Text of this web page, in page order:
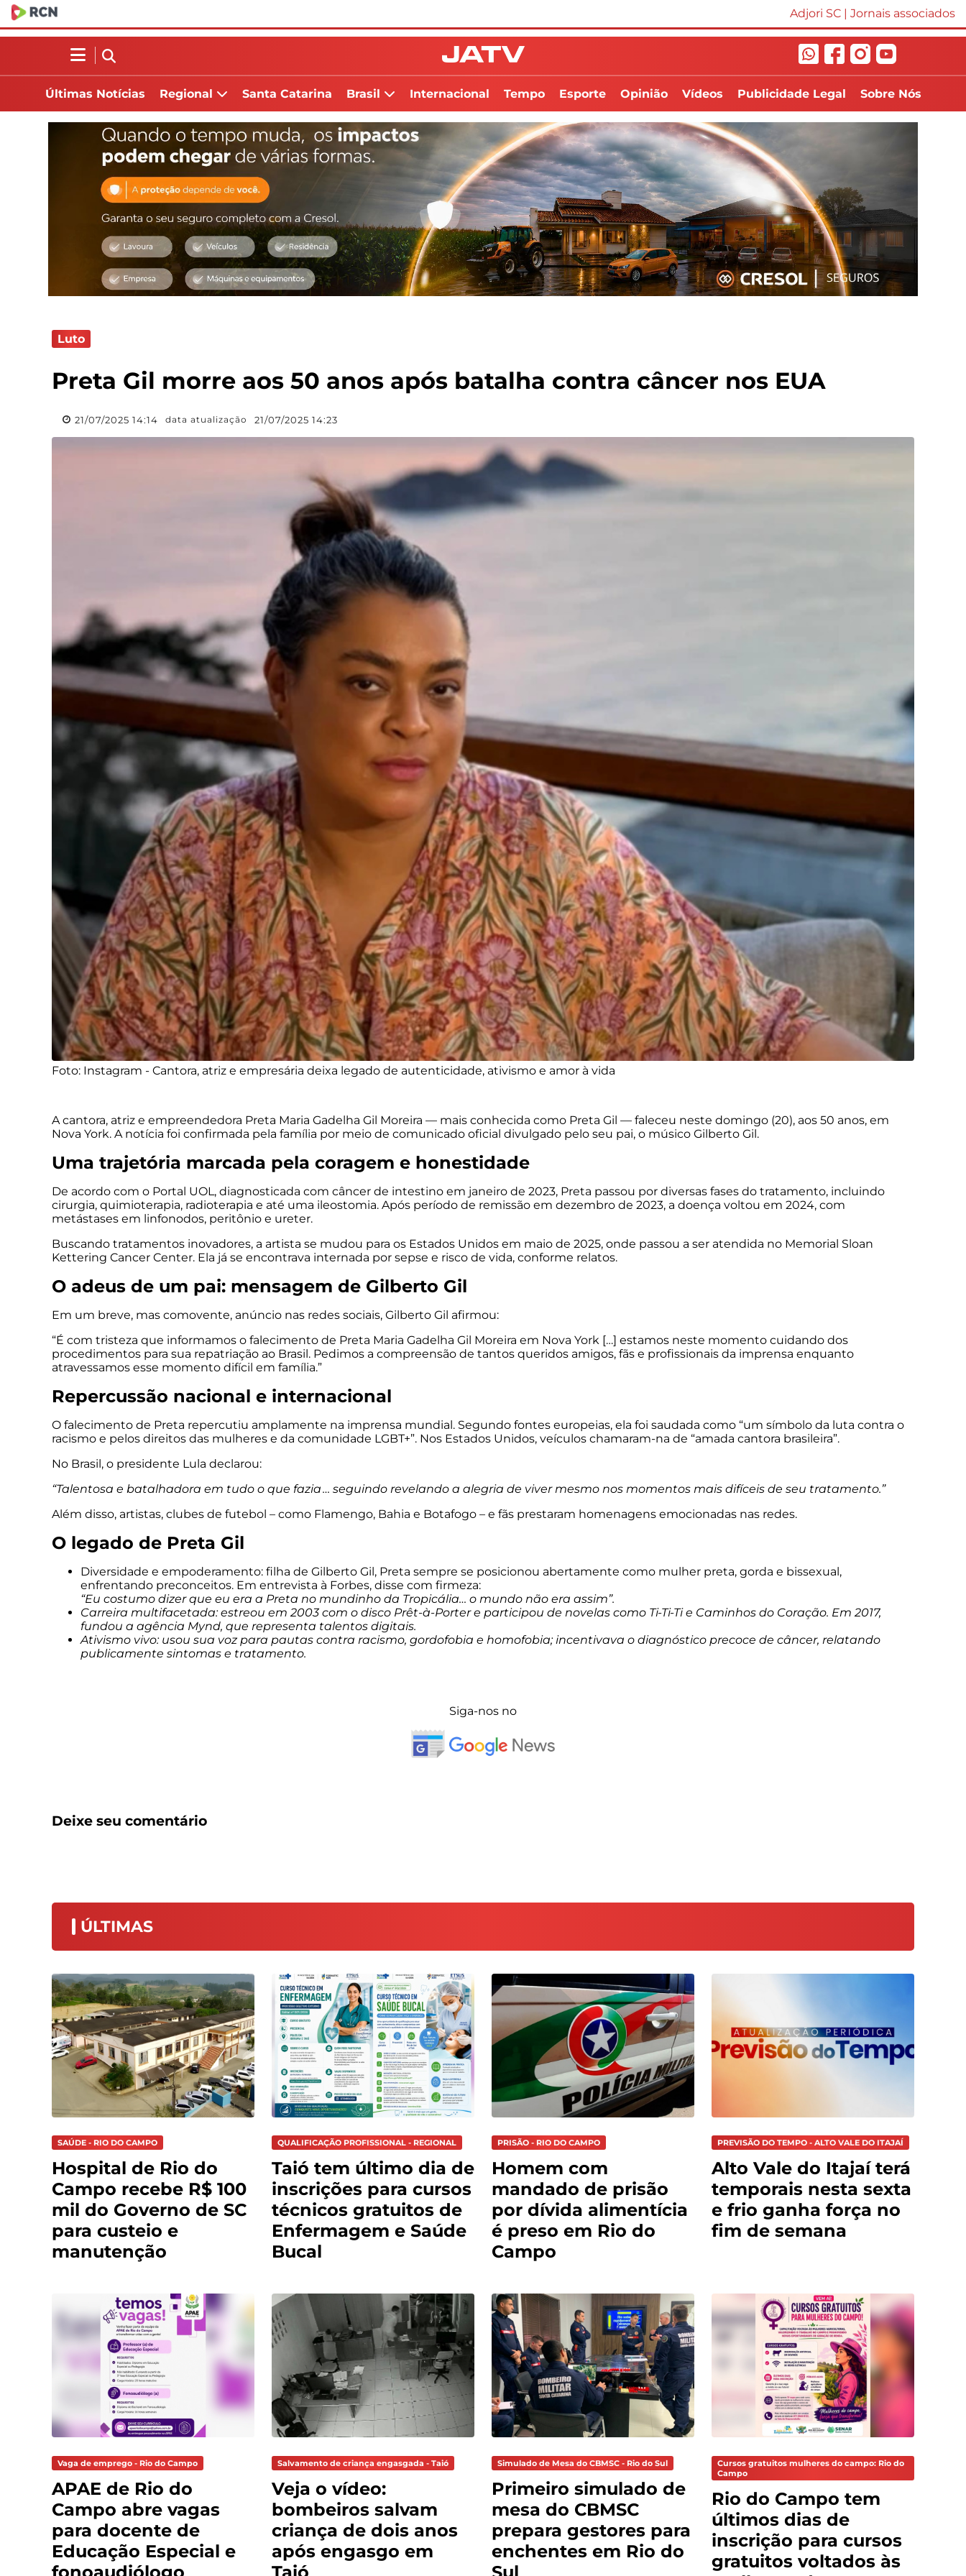
Adjori SC | Jornais associados
Últimas Notícias Regional Santa Catarina Brasil Internacional Tempo Esporte Opinião Vídeos Publicidade Legal Sobre Nós
Luto
Preta Gil morre aos 50 anos após batalha contra câncer nos EUA
21/07/2025 14:14 data atualização 21/07/2025 14:23
Foto: Instagram - Cantora, atriz e empresária deixa legado de autenticidade, ativismo e amor à vida
A cantora, atriz e empreendedora Preta Maria Gadelha Gil Moreira — mais conhecida como Preta Gil — faleceu neste domingo (20), aos 50 anos, em
Nova York. A notícia foi confirmada pela família por meio de comunicado oficial divulgado pelo seu pai, o músico Gilberto Gil.
Uma trajetória marcada pela coragem e honestidade
De acordo com o Portal UOL, diagnosticada com câncer de intestino em janeiro de 2023, Preta passou por diversas fases do tratamento, incluindo
cirurgia, quimioterapia, radioterapia e até uma ileostomia. Após período de remissão em dezembro de 2023, a doença voltou em 2024, com
metástases em linfonodos, peritônio e ureter.
Buscando tratamentos inovadores, a artista se mudou para os Estados Unidos em maio de 2025, onde passou a ser atendida no Memorial Sloan
Kettering Cancer Center. Ela já se encontrava internada por sepse e risco de vida, conforme relatos.
O adeus de um pai: mensagem de Gilberto Gil
Em um breve, mas comovente, anúncio nas redes sociais, Gilberto Gil afirmou:
“É com tristeza que informamos o falecimento de Preta Maria Gadelha Gil Moreira em Nova York […] estamos neste momento cuidando dos
procedimentos para sua repatriação ao Brasil. Pedimos a compreensão de tantos queridos amigos, fãs e profissionais da imprensa enquanto
atravessamos esse momento difícil em família.”
Repercussão nacional e internacional
O falecimento de Preta repercutiu amplamente na imprensa mundial. Segundo fontes europeias, ela foi saudada como “um símbolo da luta contra o
racismo e pelos direitos das mulheres e da comunidade LGBT+”. Nos Estados Unidos, veículos chamaram-na de “amada cantora brasileira”.
No Brasil, o presidente Lula declarou:
“Talentosa e batalhadora em tudo o que fazia … seguindo revelando a alegria de viver mesmo nos momentos mais difíceis de seu tratamento.”
Além disso, artistas, clubes de futebol – como Flamengo, Bahia e Botafogo – e fãs prestaram homenagens emocionadas nas redes.
O legado de Preta Gil
Diversidade e empoderamento: filha de Gilberto Gil, Preta sempre se posicionou abertamente como mulher preta, gorda e bissexual,
enfrentando preconceitos. Em entrevista à Forbes, disse com firmeza:
“Eu costumo dizer que eu era a Preta no mundinho da Tropicália… o mundo não era assim”.
Carreira multifacetada: estreou em 2003 com o disco Prêt-à-Porter e participou de novelas como Ti‑Ti‑Ti e Caminhos do Coração. Em 2017,
fundou a agência Mynd, que representa talentos digitais.
Ativismo vivo: usou sua voz para pautas contra racismo, gordofobia e homofobia; incentivava o diagnóstico precoce de câncer, relatando
publicamente sintomas e tratamento.
Siga-nos no
Deixe seu comentário
ÚLTIMAS
SAÚDE - RIO DO CAMPO
Hospital de Rio do
Campo recebe R$ 100
mil do Governo de SC
para custeio e
manutenção
QUALIFICAÇÃO PROFISSIONAL - REGIONAL
Taió tem último dia de
inscrições para cursos
técnicos gratuitos de
Enfermagem e Saúde
Bucal
PRISÃO - RIO DO CAMPO
Homem com
mandado de prisão
por dívida alimentícia
é preso em Rio do
Campo
PREVISÃO DO TEMPO - ALTO VALE DO ITAJAÍ
Alto Vale do Itajaí terá
temporais nesta sexta
e frio ganha força no
fim de semana
Vaga de emprego - Rio do Campo
APAE de Rio do
Campo abre vagas
para docente de
Educação Especial e
fonoaudiólogo
Salvamento de criança engasgada - Taió
Veja o vídeo:
bombeiros salvam
criança de dois anos
após engasgo em
Taió
Simulado de Mesa do CBMSC - Rio do Sul
Primeiro simulado de
mesa do CBMSC
prepara gestores para
enchentes em Rio do
Sul
Cursos gratuitos mulheres do campo: Rio do
Campo
Rio do Campo tem
últimos dias de
inscrição para cursos
gratuitos voltados às